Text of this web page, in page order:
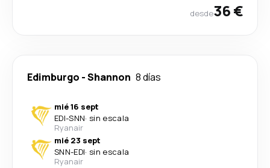
desde36 €
Edimburgo -Shannon 8 días
mié 16 sept
EDI-SNN· sin escala
Ryanair
mié 23 sept
SNN-EDI· sin escala
Ryanair